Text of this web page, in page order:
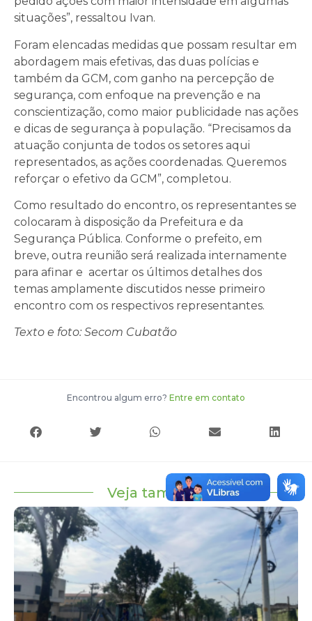
situações”, ressaltou Ivan.
Foram elencadas medidas que possam resultar em
abordagem mais efetivas, das duas polícias e
também da GCM, com ganho na percepção de
segurança, com enfoque na prevenção e na
conscientização, como maior publicidade nas ações
e dicas de segurança à população. “Precisamos da
atuação conjunta de todos os setores aqui
representados, as ações coordenadas. Queremos
reforçar o efetivo da GCM”, completou.
Como resultado do encontro, os representantes se
colocaram à disposição da Prefeitura e da
Segurança Pública. Conforme o prefeito, em
breve, outra reunião será realizada internamente
para afinar e acertar os últimos detalhes dos
temas amplamente discutidos nesse primeiro
encontro com os respectivos representantes.
Texto e foto: Secom Cubatão
Encontrou algum erro? Entre em contato
Veja também